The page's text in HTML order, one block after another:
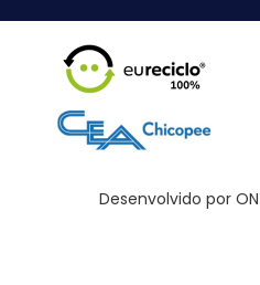
Desenvolvido por